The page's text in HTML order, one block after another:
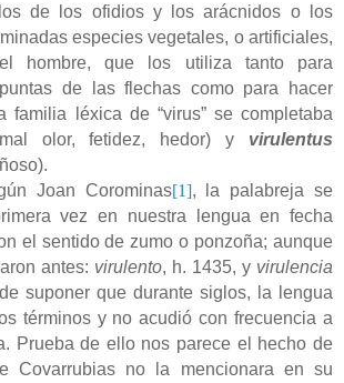
de los ofidios y los arácnidos o los
especies vegetales, o artificiales,
hombre, que los utiliza tanto para
de las flechas como para hacer
familia léxica de “virus” se completaba
olor, fetidez, hedor) y virulentus
Corominas[1], la palabreja se
vez en nuestra lengua en fecha
el sentido de zumo o ponzoña; aunque
antes: virulento, h. 1435, y virulencia
suponer que durante siglos, la lengua
términos y no acudió con frecuencia a
Prueba de ello nos parece el hecho de
Covarrubias no la mencionara en su